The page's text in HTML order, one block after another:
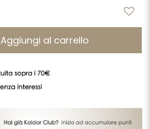
Aggiungi al carrello